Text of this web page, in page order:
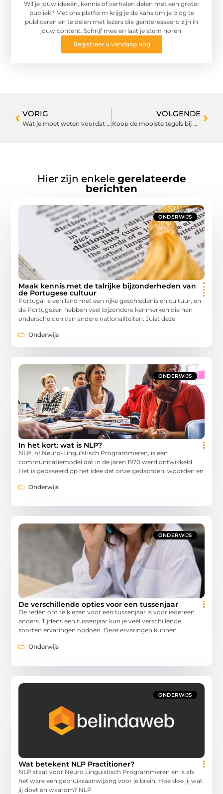
Wil je jouw ideeën, kennis of verhalen delen met een groter
publiek? Met ons platform krijg je de kans om je blog te
publiceren en te delen met lezers die geïnteresseerd zijn in
jouw content. Schrijf mee en laat je stem horen!
Registreer u vandaag nog
VORIG
Wat je moet weten voordat je een auto van de zaak huurt
VOLGENDE
Koop de mooiste tegels bij dit bedrijf in Dordrecht
Hier zijn enkele gerelateerde
berichten
ONDERWIJS
Maak kennis met de talrijke bijzonderheden van
de Portugese cultuur
Portugal is een land met een rijke geschiedenis en cultuur, en
de Portugezen hebben veel bijzondere kenmerken die hen
onderscheiden van andere nationaliteiten. Juist deze
Onderwijs
ONDERWIJS
In het kort: wat is NLP?
NLP, of Neuro-Linguïstisch Programmeren, is een
communicatiemodel dat in de jaren 1970 werd ontwikkeld.
Het is gebaseerd op het idee dat onze gedachten, woorden en
Onderwijs
ONDERWIJS
De verschillende opties voor een tussenjaar
De reden om te kiezen voor een tussenjaar is voor iedereen
anders. Tijdens een tussenjaar kun je veel verschillende
soorten ervaringen opdoen. Deze ervaringen kunnen
Onderwijs
ONDERWIJS
Wat betekent NLP Practitioner?
NLP staat voor Neuro Linguistisch Programmeren en is als
het ware een gebruiksaanwijzing voor je brein. Hoe doe jij wat
jij doet en waarom? NLP